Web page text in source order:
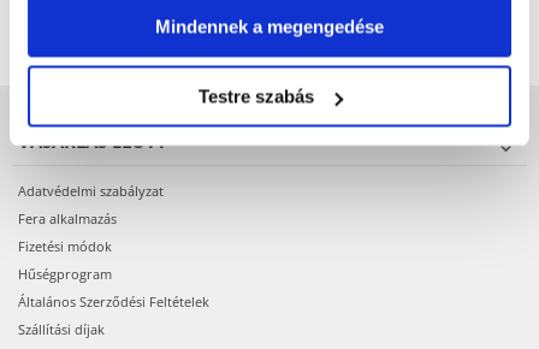
Mindennek a megengedése
Testre szabás
KOSÁRBA
VÁSÁRLÁS ELŐTT
Adatvédelmi szabályzat
Fera alkalmazás
Fizetési módok
Hűségprogram
Általános Szerződési Feltételek
Szállítási díjak